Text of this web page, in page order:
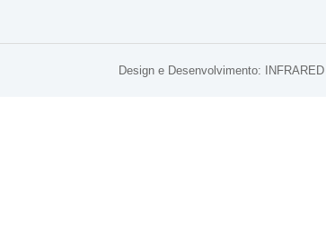
Design e Desenvolvimento: